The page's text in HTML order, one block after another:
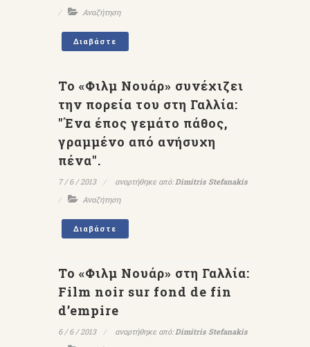
Αναζήτηση
Διαβάστε
Το «Φιλμ Νουάρ» συνέχιζει
την πορεία του στη Γαλλία:
"Ένα έπος γεμάτο πάθος,
γραμμένο από ανήσυχη
πένα".
7 / 6 / 2013 αναρτήθηκε από:Dimitris Stefanakis
Αναζήτηση
Διαβάστε
Το «Φιλμ Νουάρ» στη Γαλλία:
Film noir sur fond de fin
d’empire
6 / 6 / 2013 αναρτήθηκε από:Dimitris Stefanakis